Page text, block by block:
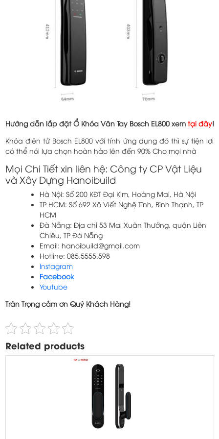
Hướng dẫn lắp đặt Ổ Khóa Vân Tay Bosch EL800 xem tại đây!
Khóa điện tử Bosch EL800 với tính ứng dụng đó thì sự tiện lợi
có thể nói lựa chọn hoàn hảo lên đến 90% Cho mọi nhà
Mọi Chi Tiết xin liên hệ: Công ty CP Vật Liệu
và Xây Dựng Hanoibuild
Hà Nội: Số 200 KĐT Đại Kim, Hoàng Mai, Hà Nội
TP HCM: Số 692 Xô Viết Nghệ Tĩnh, Bình Thạnh, TP
HCM
Đà Nẵng: Địa chỉ 53 Mai Xuân Thưởng, quận Liên
Chiêu, TP Đà Nẵng
Email: hanoibuild@gmail.com
Hotline: 085.5555.598
Instagram
Facebook
Youtube
Trân Trọng cảm ơn Quý Khách Hàng!
Related products